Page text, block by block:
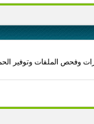
وفحص الملفات وتوفير